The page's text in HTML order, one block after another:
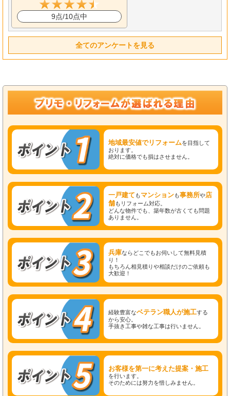
9点/10点中
全てのアンケートを見る
地域最安値でリフォームを目指して
おります。
絶対に価格でも損はさせません。
一戸建て もマンションも事務所や店
舗もリフォーム対応。
どんな物件でも、築年数が古くても問題
ありません。
兵庫ならどこでもお伺いして無料見積
り！
もちろん相見積りや相談だけのご依頼も
大歓迎！
経験豊富なベテラン職人が施工する
から安心。
手抜き工事や雑な工事は行いません。
お客様を第一に考えた提案・施工
を行います。
そのためには努力を惜しみません。